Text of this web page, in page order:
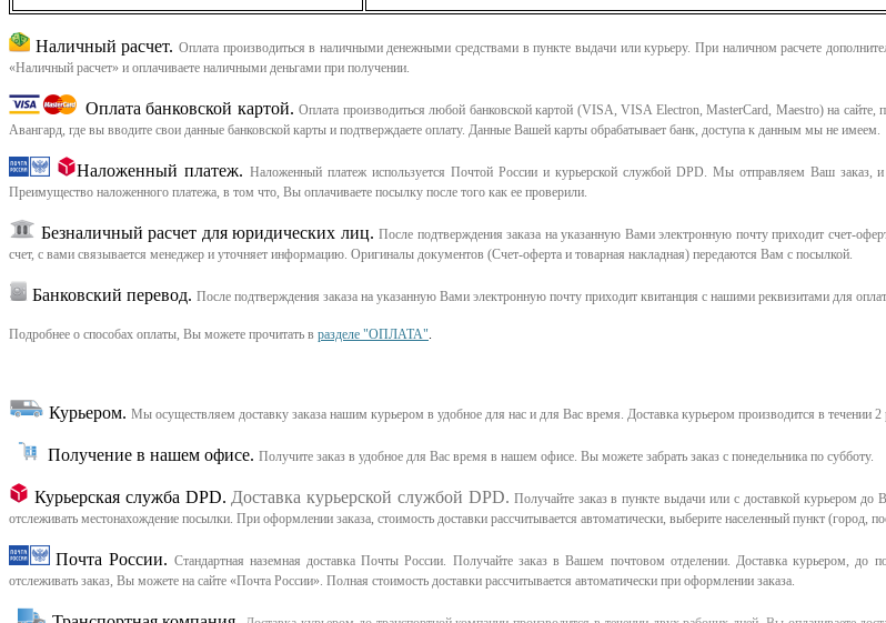
Наличный расчет. Оплата производиться в наличными денежными средствами в пункте выдачи или курьеру. При наличном расчете
«Наличный расчет» и оплачиваете наличными деньгами при получении.
Оплата банковской картой. Оплата производиться любой банковской картой (VISA, VISA Electron, MasterCard, Maestro) на сайте,
Авангард, где вы вводите свои данные банковской карты и подтверждаете оплату. Данные Вашей карты обрабатывает банк, доступа к данным мы не имеем.
Наложенный платеж. Наложенный платеж используется Почтой России и курьерской службой DPD. Мы отправляем Ваш
Преимущество наложенного платежа, в том что, Вы оплачиваете посылку после того как ее проверили.
Безналичный расчет для юридических лиц. После подтверждения заказа на указанную Вами электронную почту приходит счет-
счет, с вами связывается менеджер и уточняет информацию. Оригиналы документов (Счет-оферта и товарная накладная) передаются Вам с посылкой.
Банковский перевод. После подтверждения заказа на указанную Вами электронную почту приходит квитанция с нашими реквизитами для
Подробнее о способах оплаты, Вы можете прочитать в разделе "ОПЛАТА".
Курьером. Мы осуществляем доставку заказа нашим курьером в удобное для нас и для Вас время. Доставка курьером производится в течении
Получение в нашем офисе. Получите заказ в удобное для Вас время в нашем офисе. Вы можете забрать заказ с понедельника по субботу.
Курьерская служба DPD. Доставка курьерской службой DPD. Получайте заказ в пункте выдачи или с доставкой курьером
отслеживать местонахождение посылки. При оформлении заказа, стоимость доставки рассчитывается автоматически, выберите населенный пункт (город,
Почта России. Стандартная наземная доставка Почты России. Получайте заказ в Вашем почтовом отделении. Доставка курьером, до
отслеживать заказ, Вы можете на сайте «Почта России». Полная стоимость доставки рассчитывается автоматически при оформлении заказа.